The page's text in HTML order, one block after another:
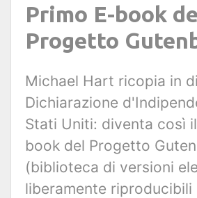
Primo E-book
Progetto
Michael Hart ricopia in
Dichiarazione
Stati Uniti: diventa così
book del Progetto
(biblioteca di versioni
liberamente riproducibili